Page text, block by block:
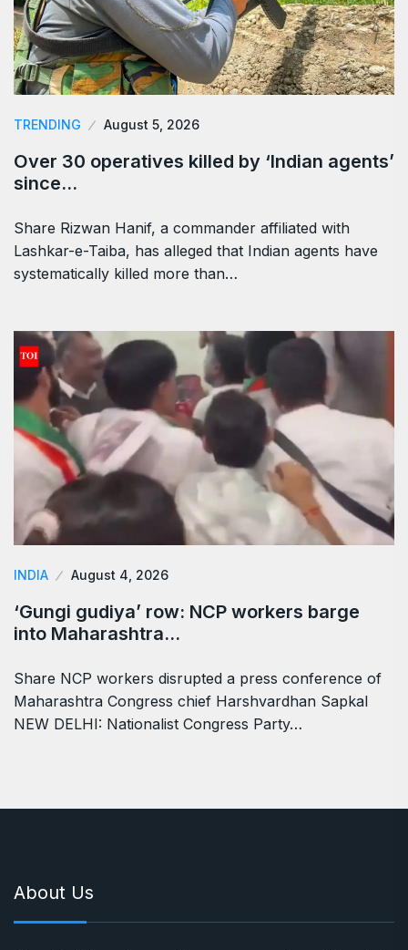
TRENDING August 5, 2026
Over 30 operatives killed by ‘Indian agents’
since…
Share Rizwan Hanif, a commander affiliated with
Lashkar-e-Taiba, has alleged that Indian agents have
systematically killed more than…
INDIA August 4, 2026
‘Gungi gudiya’ row: NCP workers barge
into Maharashtra…
Share NCP workers disrupted a press conference of
Maharashtra Congress chief Harshvardhan Sapkal
NEW DELHI: Nationalist Congress Party…
About Us